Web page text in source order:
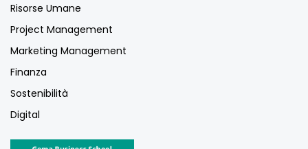
Risorse Umane
Project Management
Marketing Management
Finanza
Sostenibilità
Digital